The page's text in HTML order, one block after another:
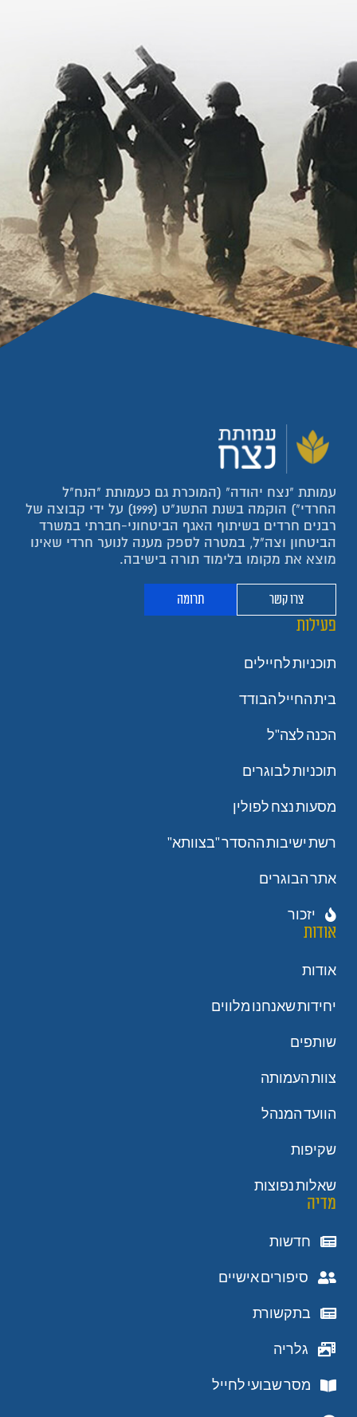
עמותת "נצח יהודה" (המוכרת גם כעמותת "הנח"ל
החרדי") הוקמה בשנת התשנ"ט (1999) על ידי קבוצה של
רבנים חרדים בשיתוף האגף הביטחוני-חברתי במשרד
הביטחון וצה"ל, במטרה לספק מענה לנוער חרדי שאינו
מוצא את מקומו בלימוד תורה בישיבה.
צרו קשר תרומה
פעילות
תוכניות לחיילים
בית החייל הבודד
הכנה לצה"ל
תוכניות לבוגרים
מסעות נצח לפולין
רשת ישיבות ההסדר "בצוותא"
אתר הבוגרים
יזכור
אודות
אודות
יחידות שאנחנו מלווים
שותפים
צוות העמותה
הוועד המנהל
שקיפות
שאלות נפוצות
מדיה
חדשות
סיפורים אישיים
בתקשורת
גלריה
מסר שבועי לחייל